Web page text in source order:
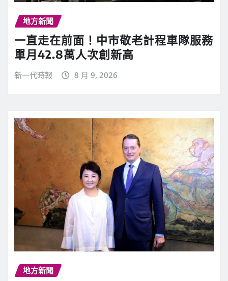
地方新聞
一直走在前面！中市敬老計程車隊服務
單月42.8萬人次創新高
新一代時報 8 月 9, 2026
地方新聞